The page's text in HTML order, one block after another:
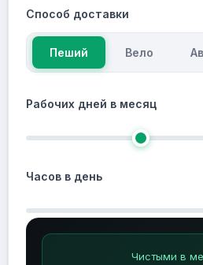
Способ доставки
Пеший Вело
Рабочих дней в месяц
Часов в день
Чистыми в